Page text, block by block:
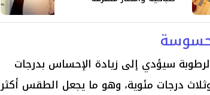
سيؤدي إلى زيادة الإحساس بدرجات
وثلاث درجات مئوية، وهو ما يجعل الطقس أكثر